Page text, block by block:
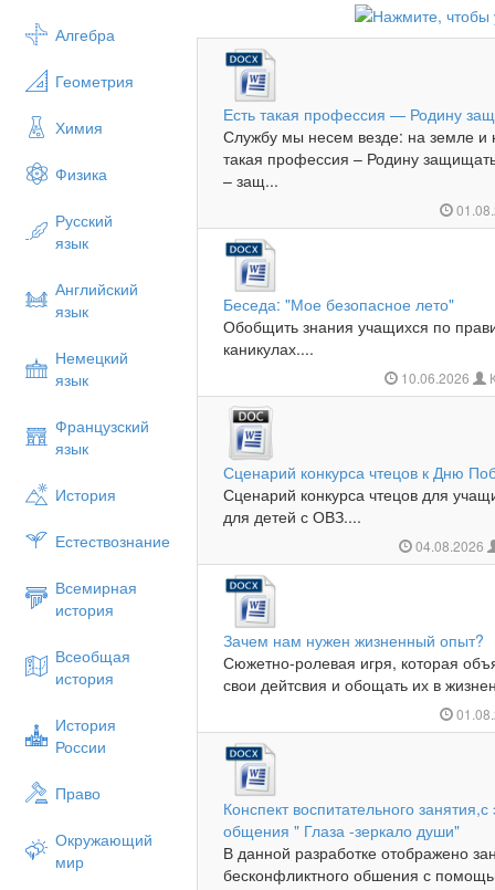
Алгебра
Геометрия
Химия
Физика
Русский
язык
Английский
язык
Немецкий
язык
Французский
язык
История
Естествознание
Всемирная
история
Всеобщая
история
История
России
Право
Окружающий
мир
Есть такая профессия — Родину
Службу мы несем везде: на земле и
такая профессия – Родину
– защ...
Беседа: "Мое безопасное лето"
Обобщить знания учащихся по
каникулах....
10.06.2026
Сценарий конкурса чтецов к Дню
Сценарий конкурса чтецов для
для детей с ОВЗ....
04.08.2026
Зачем нам нужен жизненный опыт?
Сюжетно-ролевая игря, которая
свои дейтсвия и обощать их в
Конспект воспитательного
общения " Глаза -зеркало души"
В данной разработке отображено
бесконфликтного обшения с